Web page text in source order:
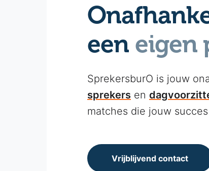
een eigen
SprekersburO is jouw
sprekers en
matches die jouw
Vrijblijvend contact